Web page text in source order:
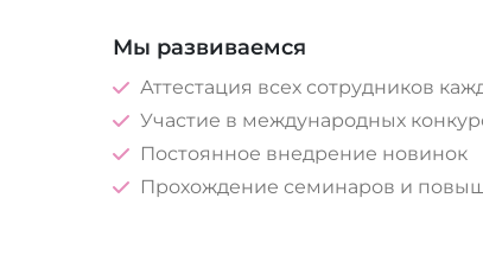
Мы развиваемся
Аттестация всех сотрудников
Участие в международных
Постоянное внедрение новинок
Прохождение семинаров и